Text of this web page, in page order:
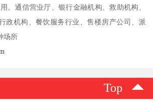
。通信营业厅、银行金融机构、救助机构、
政机构、餐饮服务行业、售楼房产公司、派
场所
Top